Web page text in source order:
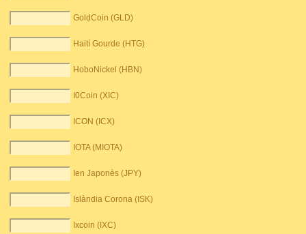
GoldCoin (GLD)
Haití Gourde (HTG)
HoboNickel (HBN)
I0Coin (XIC)
ICON (ICX)
IOTA (MIOTA)
Ien Japonès (JPY)
Islàndia Corona (ISK)
Ixcoin (IXC)